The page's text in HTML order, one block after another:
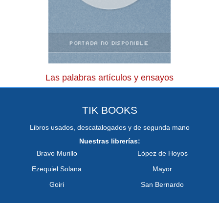
Las palabras artículos y ensayos
TIK BOOKS
Libros usados, descatalogados y de segunda mano
Nuestras librerías:
Bravo Murillo
Ezequiel Solana
Goiri
López de Hoyos
Mayor
San Bernardo